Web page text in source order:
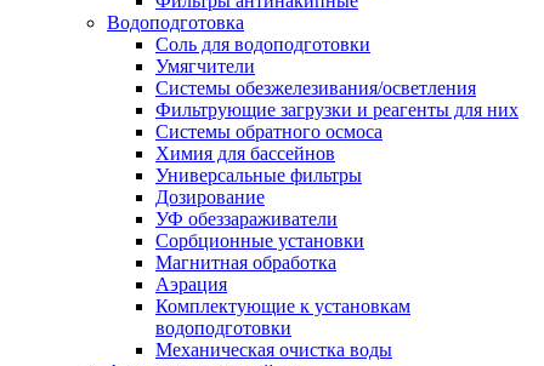
Водоподготовка
Соль для водоподготовки
Умягчители
Системы обезжелезивания/осветления
Фильтрующие загрузки и реагенты для них
Системы обратного осмоса
Химия для бассейнов
Универсальные фильтры
Дозирование
УФ обеззараживатели
Сорбционные установки
Магнитная обработка
Аэрация
Комплектующие к установкам
водоподготовки
Механическая очистка воды